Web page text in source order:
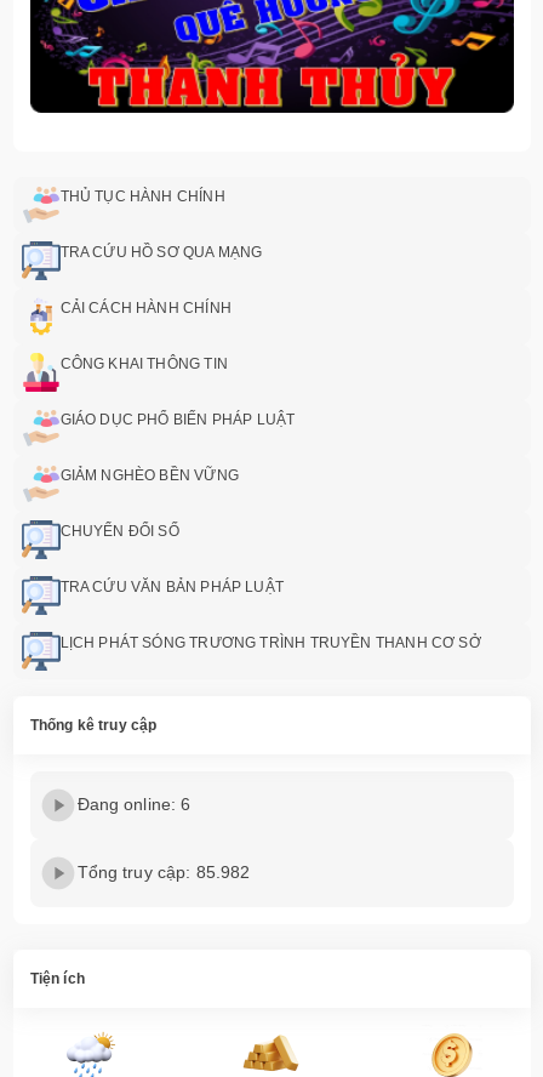
THỦ TỤC HÀNH CHÍNH
TRA CỨU HỒ SƠ QUA MẠNG
CẢI CÁCH HÀNH CHÍNH
CÔNG KHAI THÔNG TIN
GIÁO DỤC PHỔ BIẾN PHÁP LUẬT
GIẢM NGHÈO BỀN VỮNG
CHUYỂN ĐỔI SỐ
TRA CỨU VĂN BẢN PHÁP LUẬT
LỊCH PHÁT SÓNG TRƯƠNG TRÌNH TRUYỀN THANH CƠ SỞ
Thống kê truy cập
Đang online: 6
Tổng truy cập: 85.982
Tiện ích